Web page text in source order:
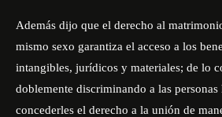
Además dijo que el derecho al
mismo sexo garantiza el acceso a los
intangibles, jurídicos y materiales; de lo
doblemente discriminando a las
concederles el derecho a la unión de